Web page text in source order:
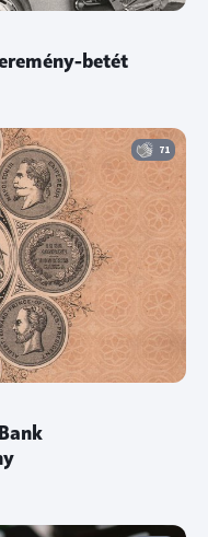
betét
71